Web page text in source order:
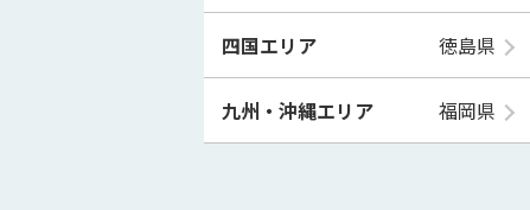
四国エリア 徳島県
九州・沖縄エリア 福岡県